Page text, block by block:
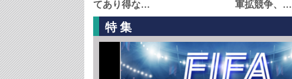
てあり得な…
軍拡競争、…
特集